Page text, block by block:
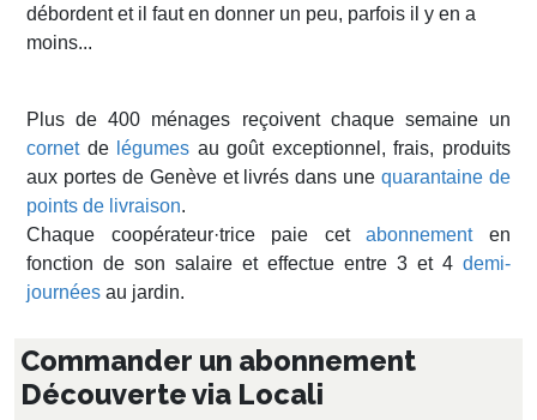
débordent et il faut en donner un peu, parfois il y en a
moins...
Plus de 400 ménages reçoivent chaque semaine un
cornetde légumes au goût exceptionnel, frais, produits
aux portes de Genève et livrés dans unequarantaine de
points de livraison.
Chaque coopérateur·trice paie cetabonnementen
fonction de son salaire et effectue entre 3 et 4 demi-
journées au jardin.
Commander un abonnement
Découverte via Locali